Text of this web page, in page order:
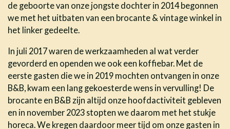
de geboorte van onze jongste dochter in 2014 begonnen
we met het uitbaten van een brocante & vintage winkel in
het linker gedeelte.
In juli 2017 waren de werkzaamheden al wat verder
gevorderd en openden we ook een koffiebar. Met de
eerste gasten die we in 2019 mochten ontvangen in onze
B&B, kwam een lang gekoesterde wens in vervulling! De
brocante en B&B zijn altijd onze hoofdactiviteit gebleven
en in november 2023 stopten we daarom met het stukje
horeca. We kregen daardoor meer tijd om onze gasten in